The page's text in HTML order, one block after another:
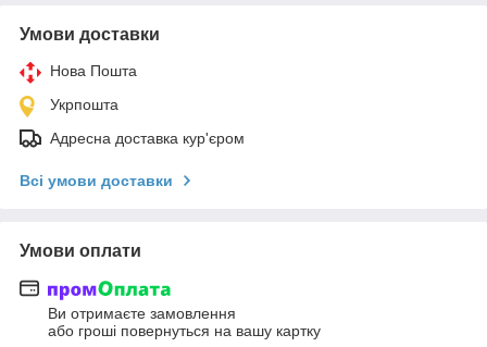
Умови доставки
Нова Пошта
Укрпошта
Адресна доставка кур'єром
Всі умови доставки
Умови оплати
Ви отримаєте замовлення
або гроші повернуться на вашу картку